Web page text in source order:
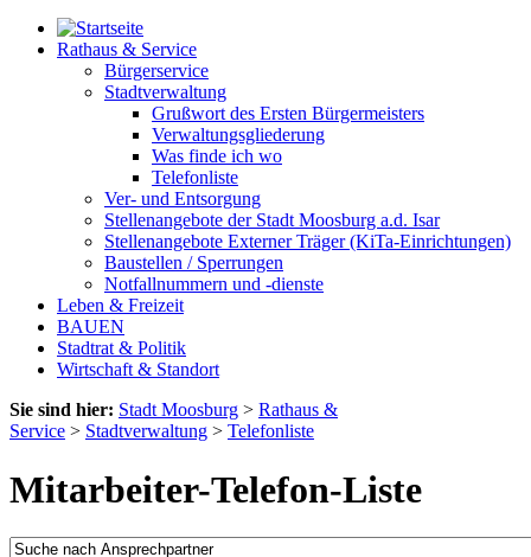
Rathaus & Service
Bürgerservice
Stadtverwaltung
Grußwort des Ersten Bürgermeisters
Verwaltungsgliederung
Was finde ich wo
Telefonliste
Ver- und Entsorgung
Stellenangebote der Stadt Moosburg a.d. Isar
Stellenangebote Externer Träger (KiTa-Einrichtungen)
Baustellen / Sperrungen
Notfallnummern und -dienste
Leben & Freizeit
BAUEN
Stadtrat & Politik
Wirtschaft & Standort
Sie sind hier: Stadt Moosburg > Rathaus &
Service > Stadtverwaltung > Telefonliste
Mitarbeiter-Telefon-Liste